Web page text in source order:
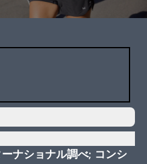
ナショナル調べ; コンシ